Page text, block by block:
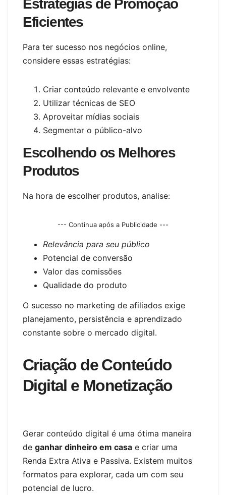
Estratégias de Promoção
Eficientes
Para ter sucesso nos negócios online,
considere essas estratégias:
Criar conteúdo relevante e envolvente
Utilizar técnicas de SEO
Aproveitar mídias sociais
Segmentar o público-alvo
Escolhendo os Melhores
Produtos
Na hora de escolher produtos, analise:
--- Continua após a Publicidade ---
Relevância para seu público
Potencial de conversão
Valor das comissões
Qualidade do produto
O sucesso no marketing de afiliados exige
planejamento, persistência e aprendizado
constante sobre o mercado digital.
Criação de Conteúdo
Digital e Monetização
Gerar conteúdo digital é uma ótima maneira
de ganhar dinheiro em casa e criar uma
Renda Extra Ativa e Passiva. Existem muitos
formatos para explorar, cada um com seu
potencial de lucro.